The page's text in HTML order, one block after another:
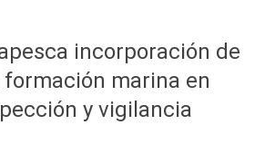
incorporación de
marina en
y vigilancia